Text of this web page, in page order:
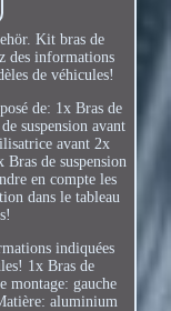
Kit bras de
des informations
de véhicules!
de: 1x Bras de
suspension avant
avant 2x
de suspension
en compte les
dans le tableau
indiquées
1x Bras de
montage: gauche
aluminium